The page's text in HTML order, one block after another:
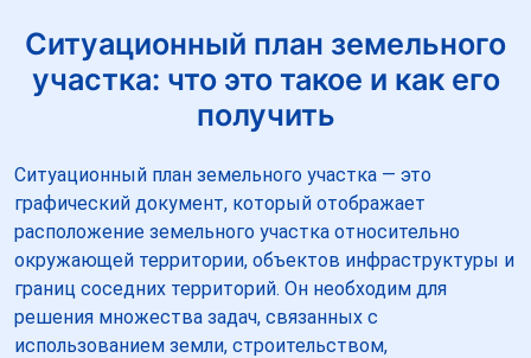
Ситуационный план земельного
участка: что это такое и как его
получить
Ситуационный план земельного участка — это
графический документ, который отображает
расположение земельного участка относительно
окружающей территории, объектов инфраструктуры и
границ соседних территорий. Он необходим для
решения множества задач, связанных с
использованием земли, строительством,